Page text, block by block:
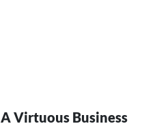
A Virtuous Business